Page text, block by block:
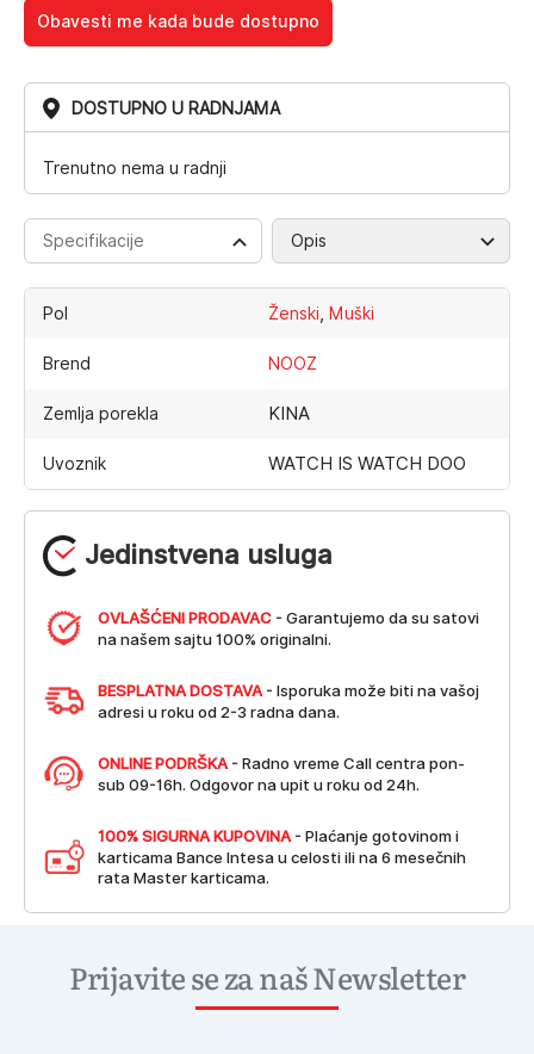
Obavesti me kada bude dostupno
DOSTUPNO U RADNJAMA
Trenutno nema u radnji
Jedinstvena usluga
OVLAŠĆENI PRODAVAC - Garantujemo da su satovi
na našem sajtu 100% originalni.
BESPLATNA DOSTAVA - Isporuka može biti na vašoj
adresi u roku od 2-3 radna dana.
ONLINE PODRŠKA - Radno vreme Call centra pon-
sub 09-16h. Odgovor na upit u roku od 24h.
100% SIGURNA KUPOVINA - Plaćanje gotovinom i
karticama Bance Intesa u celosti ili na 6 mesečnih
rata Master karticama.
Specifikacije Opis
Pol Ženski, Muški
Brend NOOZ
Zemlja porekla KINA
Uvoznik WATCH IS WATCH DOO
Prijavite se za naš Newsletter